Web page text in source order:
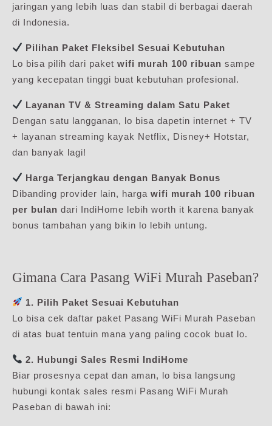
jaringan yang lebih luas dan stabil di berbagai daerah
di Indonesia.
Pilihan Paket Fleksibel Sesuai Kebutuhan
Lo bisa pilih dari paket wifi murah 100 ribuan sampe
yang kecepatan tinggi buat kebutuhan profesional.
Layanan TV & Streaming dalam Satu Paket
Dengan satu langganan, lo bisa dapetin internet + TV
+ layanan streaming kayak Netflix, Disney+ Hotstar,
dan banyak lagi!
Harga Terjangkau dengan Banyak Bonus
Dibanding provider lain, harga wifi murah 100 ribuan
per bulan dari IndiHome lebih worth it karena banyak
bonus tambahan yang bikin lo lebih untung.
Gimana Cara Pasang WiFi Murah Paseban?
1. Pilih Paket Sesuai Kebutuhan
Lo bisa cek daftar paket Pasang WiFi Murah Paseban
di atas buat tentuin mana yang paling cocok buat lo.
2. Hubungi Sales Resmi IndiHome
Biar prosesnya cepat dan aman, lo bisa langsung
hubungi kontak sales resmi Pasang WiFi Murah
Paseban di bawah ini: